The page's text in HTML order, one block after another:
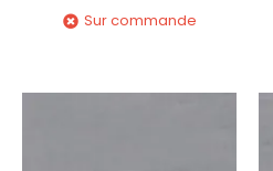
Sur commande